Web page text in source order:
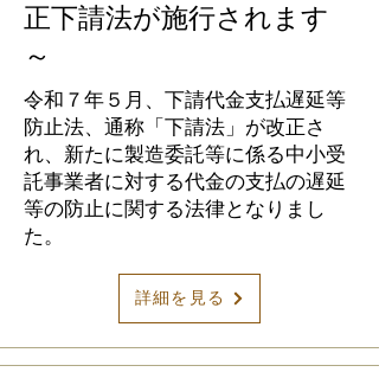
正下請法が施行されます
～
令和７年５月、下請代金支払遅延等
防止法、通称「下請法」が改正さ
れ、新たに製造委託等に係る中小受
託事業者に対する代金の支払の遅延
等の防止に関する法律となりまし
た。
詳細を見る